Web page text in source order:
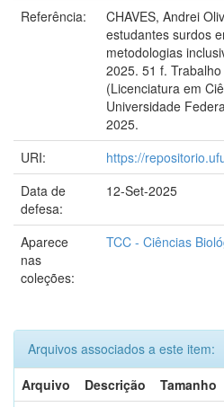
Referência:
CHAVES, Andrei
estudantes surdos
metodologias
2025. 51 f.
(Licenciatura em
Universidade
2025.
URI:
https://
Data de
defesa:
12-Set-2025
Aparece
nas
coleções:
TCC - Ciências
Arquivos associados a este item:
Arquivo
Descrição Tamanho